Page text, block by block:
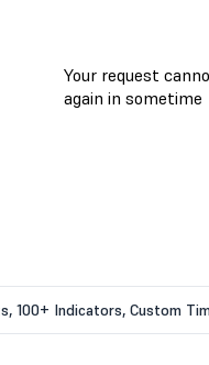
100+ Indicators, Custom